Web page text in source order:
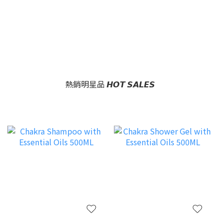
熱銷明星品 𝙃𝙊𝙏 𝙎𝘼𝙇𝙀𝙎